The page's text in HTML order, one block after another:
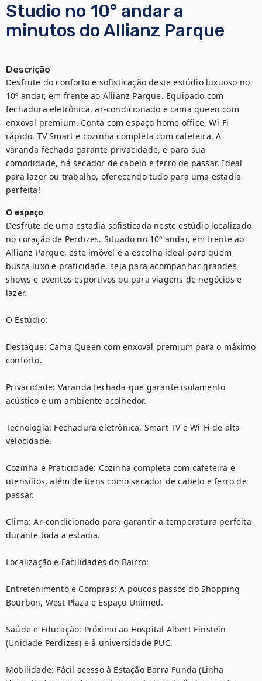
Studio no 10° andar a
minutos do Allianz Parque
Descrição
Desfrute do conforto e sofisticação deste estúdio luxuoso no
10º andar, em frente ao Allianz Parque. Equipado com
fechadura eletrônica, ar-condicionado e cama queen com
enxoval premium. Conta com espaço home office, Wi-Fi
rápido, TV Smart e cozinha completa com cafeteira. A
varanda fechada garante privacidade, e para sua
comodidade, há secador de cabelo e ferro de passar. Ideal
para lazer ou trabalho, oferecendo tudo para uma estadia
perfeita!
O espaço
Desfrute de uma estadia sofisticada neste estúdio localizado
no coração de Perdizes. Situado no 10º andar, em frente ao
Allianz Parque, este imóvel é a escolha ideal para quem
busca luxo e praticidade, seja para acompanhar grandes
shows e eventos esportivos ou para viagens de negócios e
lazer.
O Estúdio:
Destaque: Cama Queen com enxoval premium para o máximo
conforto.
Privacidade: Varanda fechada que garante isolamento
acústico e um ambiente acolhedor.
Tecnologia: Fechadura eletrônica, Smart TV e Wi-Fi de alta
velocidade.
Cozinha e Praticidade: Cozinha completa com cafeteira e
utensílios, além de itens como secador de cabelo e ferro de
passar.
Clima: Ar-condicionado para garantir a temperatura perfeita
durante toda a estadia.
Localização e Facilidades do Bairro:
Entretenimento e Compras: A poucos passos do Shopping
Bourbon, West Plaza e Espaço Unimed.
Saúde e Educação: Próximo ao Hospital Albert Einstein
(Unidade Perdizes) e à universidade PUC.
Mobilidade: Fácil acesso à Estação Barra Funda (Linha